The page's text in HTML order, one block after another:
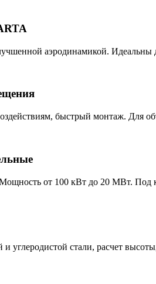
аэродинамикой. Идеальны
быстрый монтаж. Для
Мощность от 100 кВт до 20 МВт. Под
углеродистой стали, расчет